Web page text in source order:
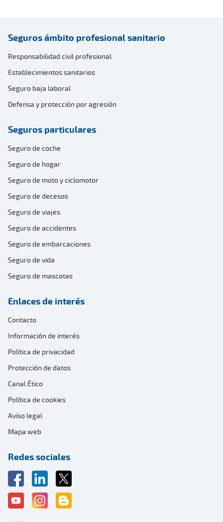
Seguros ámbito profesional sanitario
Responsabilidad civil profesional
Establecimientos sanitarios
Seguro baja laboral
Defensa y protección por agresión
Seguros particulares
Seguro de coche
Seguro de hogar
Seguro de moto y ciclomotor
Seguro de decesos
Seguro de viajes
Seguro de accidentes
Seguro de embarcaciones
Seguro de vida
Seguro de mascotas
Enlaces de interés
Contacto
Información de interés
Política de privacidad
Protección de datos
Canal Ético
Política de cookies
Aviso legal
Mapa web
Redes sociales